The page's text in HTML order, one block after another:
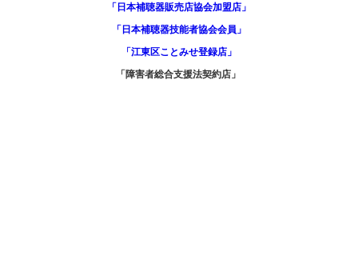
「日本補聴器販売店協会加盟店」
「日本補聴器技能者協会会員」
「江東区ことみせ登録店」
「障害者総合支援法契約店」